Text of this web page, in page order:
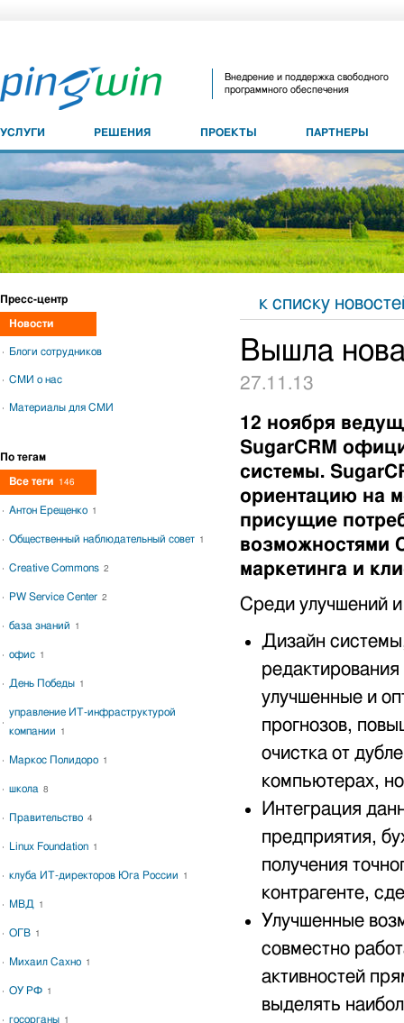
Внедрение и поддержка свободного
программного обеспечения
УСЛУГИ РЕШЕНИЯ ПРОЕКТЫ ПАРТНЕРЫ
к списку
Вышла
27.11.13
12 ноября
SugarCRM
системы.
ориентацию на
присущие
возможностями
маркетинга и
Среди улучшений
Дизайн
улучшенные и
прогнозов,
очистка от
компьютерах,
Интеграция
предприятия,
получения
контрагенте,
Улучшенные
совместно
активностей
выделять
Пресс-центр
Новости
Блоги сотрудников
СМИ о нас
Материалы для СМИ
По тегам
Все теги 146
Антон Ерещенко 1
Общественный наблюдательный совет 1
Creative Commons 2
PW Service Center 2
база знаний 1
офис 1
День Победы 1
управление ИТ-инфраструктурой
компании
1
Маркос Полидоро 1
школа 8
Правительство 4
Linux Foundation 1
клуба ИТ-директоров Юга России 1
МВД 1
ОГВ 1
Михаил Сахно 1
ОУ РФ 1
госорганы 1